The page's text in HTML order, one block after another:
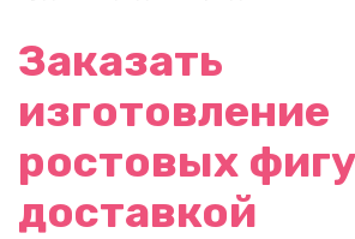
Заказать
изготовление
ростовых
доставкой